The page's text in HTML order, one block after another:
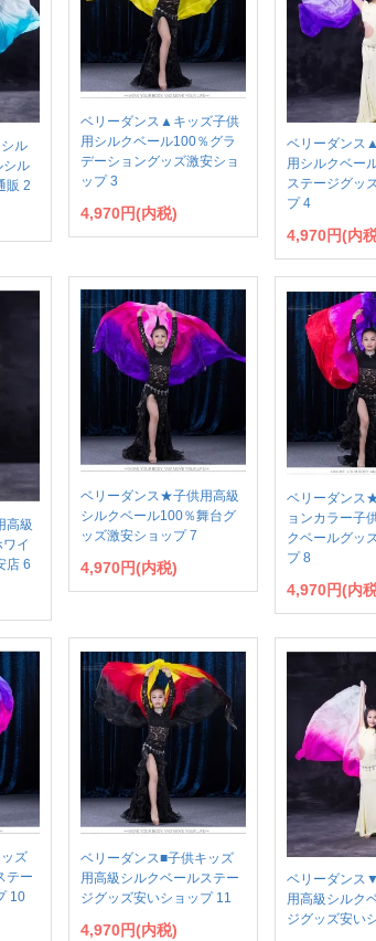
ル
シル
販 2
ベリーダンス▲キッズ子供
用シルクベール100％グラ
デーショングッズ激安ショ
ップ 3
4,970円(内税)
ベリーダンス
用シルクベー
ステージグッ
プ 4
4,970円(内
高級
イ
店 6
ベリーダンス★子供用高級
シルクベール100％舞台グ
ッズ激安ショップ 7
4,970円(内税)
ベリーダンス
ョンカラー子
クベールグッ
プ 8
4,970円(内
ズ
テー
10
ベリーダンス■子供キッズ
用高級シルクベールステー
ジグッズ安いショップ 11
4,970円(内税)
ベリーダンス
用高級シルク
ジグッズ安い